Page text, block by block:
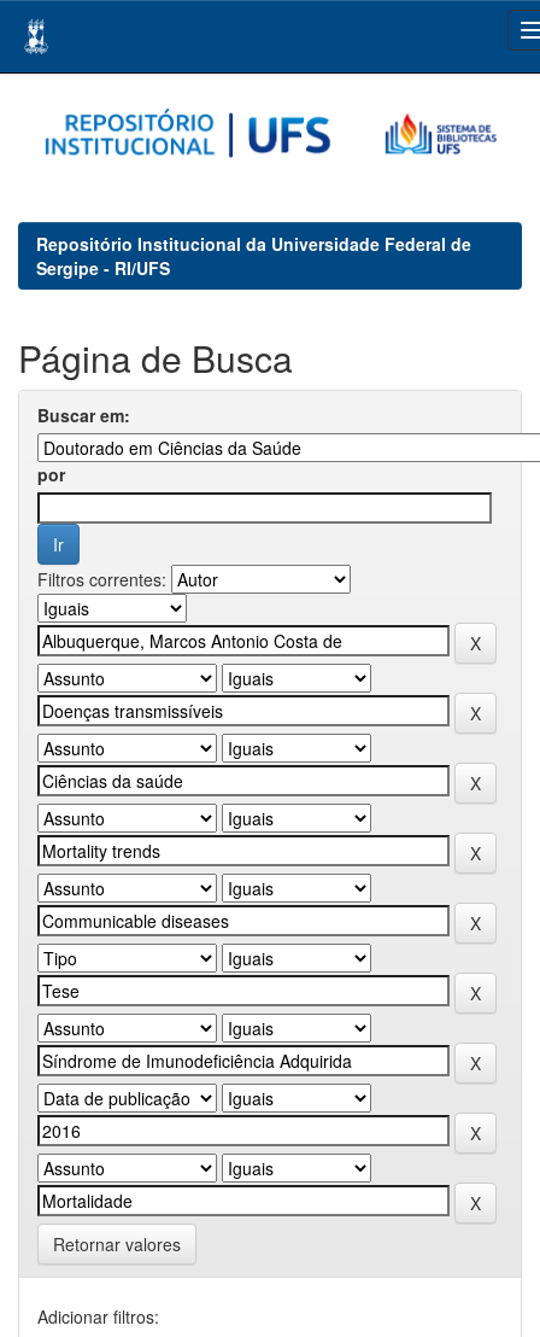
navigation
Repositório Institucional da Universidade Federal de
Sergipe - RI/UFS
Página de Busca
Buscar em:
por
Filtros correntes:
Retornar valores
Adicionar filtros: